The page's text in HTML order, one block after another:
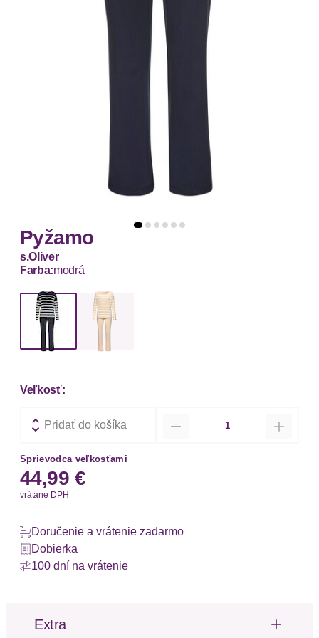
Pyžamo
s.Oliver
Farba:modrá
Veľkosť:
Pridať do košíka
Sprievodca veľkosťami
44,99 €
vrátane DPH
Doručenie a vrátenie zadarmo
Dobierka
100 dní na vrátenie
Extra